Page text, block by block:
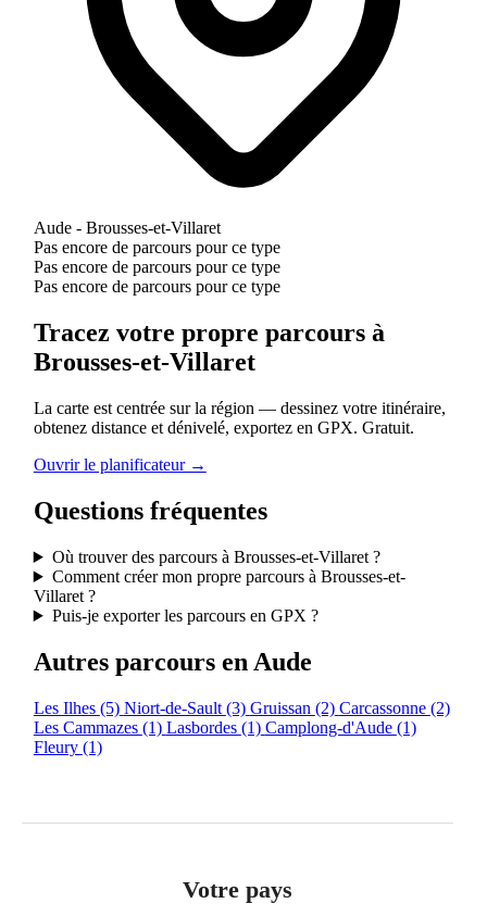
Aude - Brousses-et-Villaret
Pas encore de parcours pour ce type
Pas encore de parcours pour ce type
Pas encore de parcours pour ce type
Tracez votre propre parcours à
Brousses-et-Villaret
La carte est centrée sur la région — dessinez votre itinéraire,
obtenez distance et dénivelé, exportez en GPX. Gratuit.
Ouvrir le planificateur →
Questions fréquentes
Où trouver des parcours à Brousses-et-Villaret ?
Comment créer mon propre parcours à Brousses-et-
Villaret ?
Puis-je exporter les parcours en GPX ?
Autres parcours en Aude
Les Ilhes (5) Niort-de-Sault (3) Gruissan (2) Carcassonne (2)
Les Cammazes (1) Lasbordes (1) Camplong-d'Aude (1)
Fleury (1)
Votre pays